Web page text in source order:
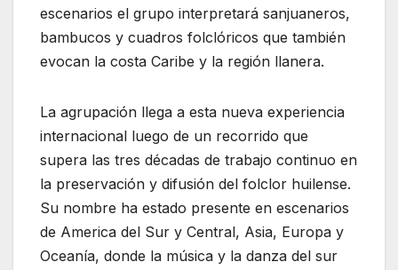
escenarios el grupo interpretará sanjuaneros,
bambucos y cuadros folclóricos que también
evocan la costa Caribe y la región llanera.
La agrupación llega a esta nueva experiencia
internacional luego de un recorrido que
supera las tres décadas de trabajo continuo en
la preservación y difusión del folclor huilense.
Su nombre ha estado presente en escenarios
de America del Sur y Central, Asia, Europa y
Oceanía, donde la música y la danza del sur